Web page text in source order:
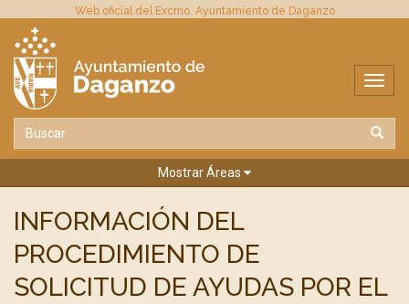
Web oficial del Excmo. Ayuntamiento de Daganzo
Mostrar Áreas
INFORMACIÓN DEL
PROCEDIMIENTO DE
SOLICITUD DE AYUDAS POR EL